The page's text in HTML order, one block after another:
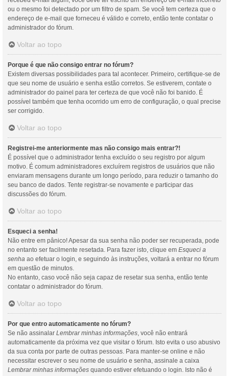
ou o mesmo foi detectado por um filtro de spam. Se você tem certeza que o
endereço de e-mail que forneceu é válido e correto, então tente contatar o
administrador do fórum.
Voltar ao topo
Porque é que não consigo entrar no fórum?
Existem diversas possibilidades para tal acontecer. Primeiro, certifique-se de
que seu nome de usuário e senha estão corretos. Se estiverem, contate o
administrador do painel para ter certeza de que você não foi banido. É
possível também que tenha ocorrido um erro de configuração, o qual precise
ser corrigido.
Voltar ao topo
Registrei-me anteriormente mas não consigo mais entrar?!
É possível que o administrador tenha excluído o seu registro por algum
motivo. É comum administradores excluírem registros de usuários que não
enviaram mensagens durante um longo período, para reduzir o tamanho do
seu banco de dados. Tente registrar-se novamente e participar das
discussões do fórum.
Voltar ao topo
Esqueci a senha!
Não entre em pânico! Apesar da sua senha não poder ser recuperada, pode
no entanto ser facilmente resetada. Para fazer isto, clique em Esqueci a
senha ao efetuar o login, e seguindo às instruções, voltará a entrar no fórum
em questão de minutos.
No entanto, caso você não seja capaz de resetar sua senha, então tente
contatar o administrador do fórum.
Voltar ao topo
Por que entro automaticamente no fórum?
Se não assinalar Lembrar minhas informações, você não entrará
automaticamente da próxima vez que visitar o fórum. Isto evita o uso abusivo
da sua conta por parte de outras pessoas. Para manter-se online e não
necessitar escrever o seu nome de usuário e senha, assinale a caixa
Lembrar minhas informações quando estiver efetuando o login. Isto não é